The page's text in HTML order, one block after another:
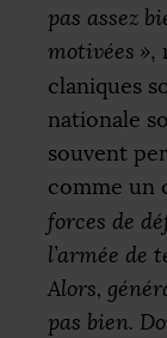
pas assez
motivées »,
claniques
nationale
souvent
comme un
forces de
l’armée de
Alors,
pas bien.